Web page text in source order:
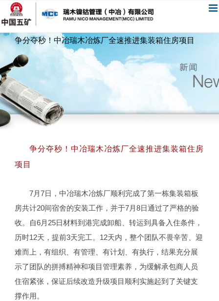
过
内
争分夺秒！中冶瑞木冶炼厂全速推进集装箱住房项目
争分夺秒！中冶瑞木冶炼厂全速推进集装箱住房
项目
7月7日，中冶瑞木冶炼厂顺利完成了第一栋集装箱板
房共计20间宿舍的安装工作，并于7月8日通过了严格的验
收。自6月25日材料到港完成卸船、转运到具备入住条件，
历时12天，提前3天完工。12天内，整个团队不畏辛苦、迎
难而上，有组织、有管理、有计划、有执行，结果充分展
示了团队的拼搏精神和项目管理素养，为缓解承包商人员
住宿紧张，保证后续改造升级项目顺利实施起到了关键支
撑作用。